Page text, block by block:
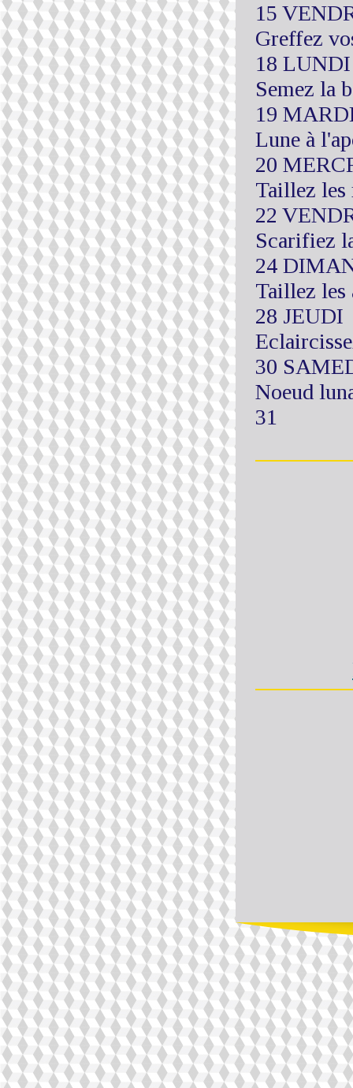
15
Greffez
18 LUNDI
Semez la
19
Lune à
20
Taillez les
22
Scarifiez
24
Taillez
28 JEUDI
30
Noeud
31